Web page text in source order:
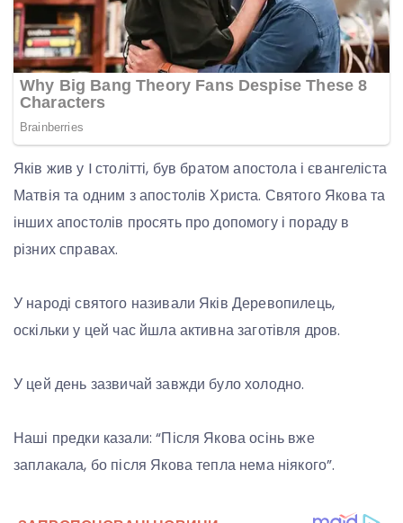
Яків жив у I столітті, був братом апостола і євангеліста
Матвія та одним з апостолів Христа. Святого Якова та
інших апостолів просять про допомогу і пораду в
різних справах.
У народі святого називали Яків Деревопилець,
оскільки у цей час йшла активна заготівля дров.
У цей день зазвичай завжди було холодно.
Наші предки казали: “Після Якова осінь вже
заплакала, бо після Якова тепла нема ніякого”.